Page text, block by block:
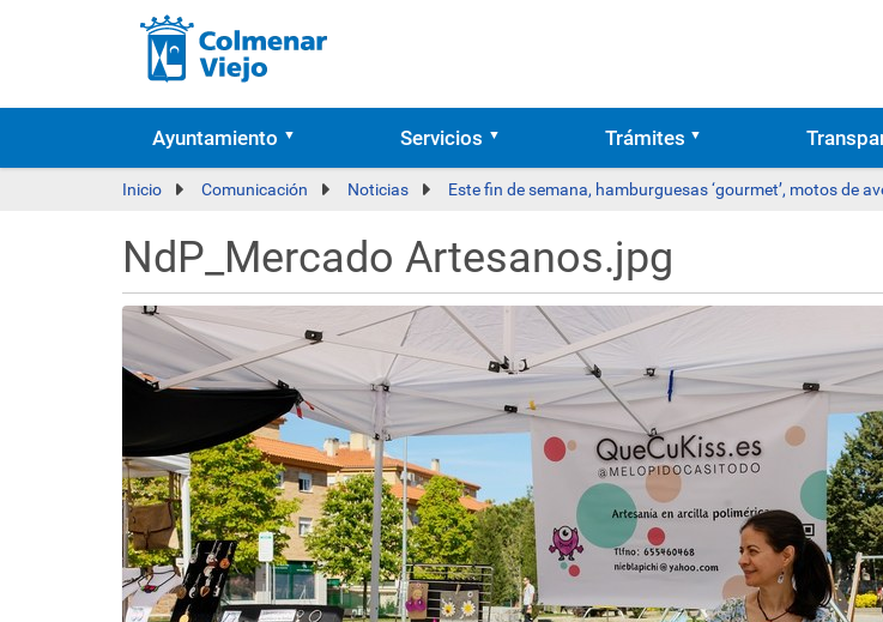
Ayuntamiento Servicios Trámites
Inicio Comunicación Noticias Este fin de semana, hamburguesas ‘gourmet’, motos de
NdP_Mercado Artesanos.jpg